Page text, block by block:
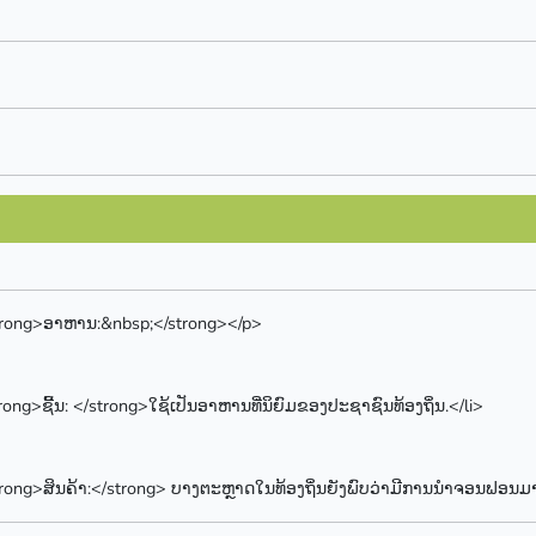
ອາຫານ:&nbsp;</strong></p>
ຊີ້ນ: </strong>ໃຊ້ເປັນອາຫານທີ່ນິຍົມຂອງປະຊາຊົນທ້ອງຖິ່ນ.</li>
ສິນຄ້າ:</strong> ບາງຕະຫຼາດໃນທ້ອງຖິ່ນຍັງພົບວ່າມີການນຳຈອນຟອນມ